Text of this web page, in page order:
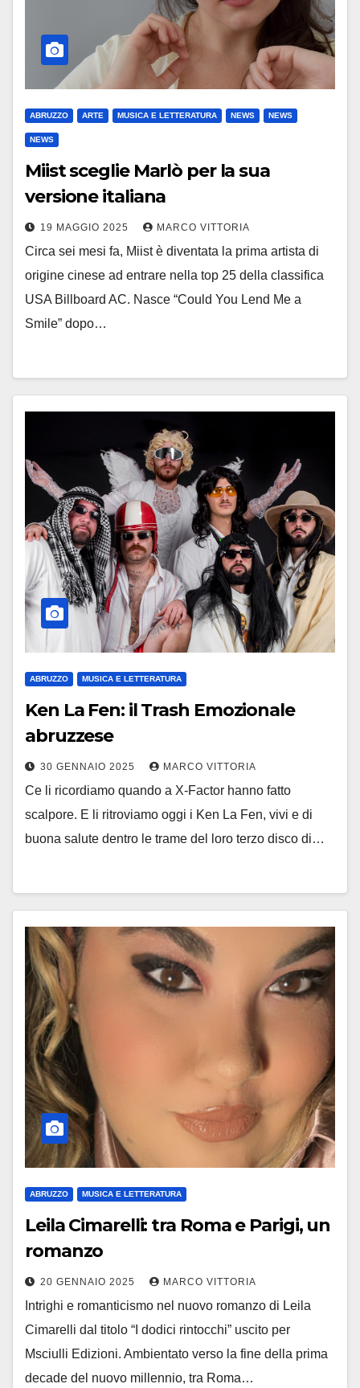
ABRUZZO ARTE MUSICA E LETTERATURA NEWS NEWS
NEWS
Miist sceglie Marlò per la sua
versione italiana
19 MAGGIO 2025 MARCO VITTORIA
Circa sei mesi fa, Miist è diventata la prima artista di
origine cinese ad entrare nella top 25 della classifica
USA Billboard AC. Nasce “Could You Lend Me a
Smile” dopo…
ABRUZZO MUSICA E LETTERATURA
Ken La Fen: il Trash Emozionale
abruzzese
30 GENNAIO 2025 MARCO VITTORIA
Ce li ricordiamo quando a X-Factor hanno fatto
scalpore. E li ritroviamo oggi i Ken La Fen, vivi e di
buona salute dentro le trame del loro terzo disco di…
ABRUZZO MUSICA E LETTERATURA
Leila Cimarelli: tra Roma e Parigi, un
romanzo
20 GENNAIO 2025 MARCO VITTORIA
Intrighi e romanticismo nel nuovo romanzo di Leila
Cimarelli dal titolo “I dodici rintocchi” uscito per
Msciulli Edizioni. Ambientato verso la fine della prima
decade del nuovo millennio, tra Roma…